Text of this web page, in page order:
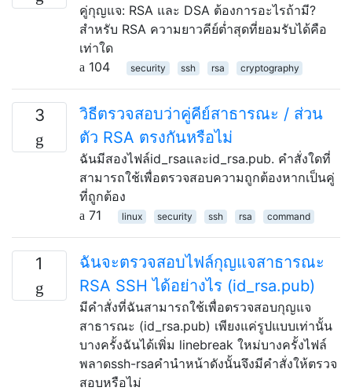
คู่กุญแจ: RSA และ DSA ต้องการอะไรถ้ามี?
สำหรับ RSA ความยาวคีย์ต่ำสุดที่ยอมรับได้คือ
เท่าใด
104
security ssh rsa cryptography
3
วิธีตรวจสอบว่าคู่คีย์สาธารณะ / ส่วน
ตัว RSA ตรงกันหรือไม่
ฉันมีสองไฟล์id_rsaและid_rsa.pub. คำสั่งใดที่
สามารถใช้เพื่อตรวจสอบความถูกต้องหากเป็นคู่
ที่ถูกต้อง
71
linux security ssh rsa command
1
ฉันจะตรวจสอบไฟล์กุญแจสาธารณะ
RSA SSH ได้อย่างไร (id_rsa.pub)
มีคำสั่งที่ฉันสามารถใช้เพื่อตรวจสอบกุญแจ
สาธารณะ (id_rsa.pub) เพียงแค่รูปแบบเท่านั้น
บางครั้งฉันได้เพิ่ม linebreak ใหม่บางครั้งไฟล์
พลาดssh-rsaคำนำหน้าดังนั้นจึงมีคำสั่งให้ตรวจ
สอบหรือไม่